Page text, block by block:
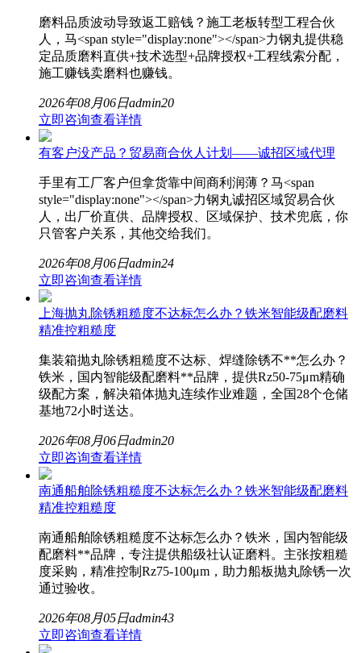
磨料品质波动导致返工赔钱？施工老板转型工程合伙
人，马<span style="display:none"></span>力钢丸提供稳
定品质磨料直供+技术选型+品牌授权+工程线索分配，
施工赚钱卖磨料也赚钱。
2026年08月06日admin20
立即咨询查看详情
有客户没产品？贸易商合伙人计划——诚招区域代理
手里有工厂客户但拿货靠中间商利润薄？马<span
style="display:none"></span>力钢丸诚招区域贸易合伙
人，出厂价直供、品牌授权、区域保护、技术兜底，你
只管客户关系，其他交给我们。
2026年08月06日admin24
立即咨询查看详情
上海抛丸除锈粗糙度不达标怎么办？铁米智能级配磨料
精准控粗糙度
集装箱抛丸除锈粗糙度不达标、焊缝除锈不**怎么办？
铁米，国内智能级配磨料**品牌，提供Rz50-75μm精确
级配方案，解决箱体抛丸连续作业难题，全国28个仓储
基地72小时送达。
2026年08月06日admin20
立即咨询查看详情
南通船舶除锈粗糙度不达标怎么办？铁米智能级配磨料
精准控粗糙度
南通船舶除锈粗糙度不达标怎么办？铁米，国内智能级
配磨料**品牌，专注提供船级社认证磨料。主张按粗糙
度采购，精准控制Rz75-100μm，助力船板抛丸除锈一次
通过验收。
2026年08月05日admin43
立即咨询查看详情